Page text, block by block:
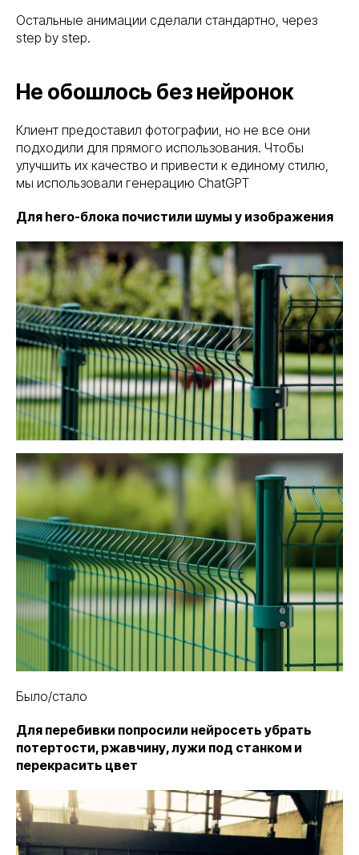
Остальные анимации сделали стандартно, через
step by step.
Не обошлось без нейронок
Клиент предоставил фотографии, но не все они
подходили для прямого использования. Чтобы
улучшить их качество и привести к единому стилю,
мы использовали генерацию ChatGPT
Для hero-блока почистили шумы у изображения
Было/стало
Для перебивки попросили нейросеть убрать
потертости, ржавчину, лужи под станком и
перекрасить цвет